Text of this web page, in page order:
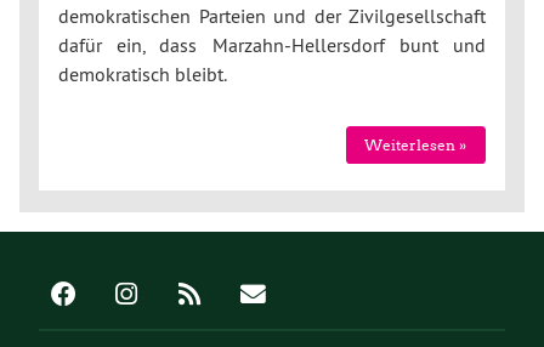
demokratischen Parteien und der Zivilgesellschaft
dafür ein, dass Marzahn-Hellersdorf bunt und
demokratisch bleibt.
Weiterlesen »